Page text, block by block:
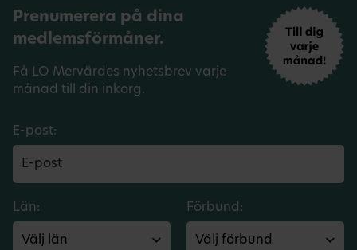
Prenumerera på dina
medlemsförmåner.
Få LO Mervärdes nyhetsbrev varje
månad till din inkorg.
E-post:
Län: Förbund: